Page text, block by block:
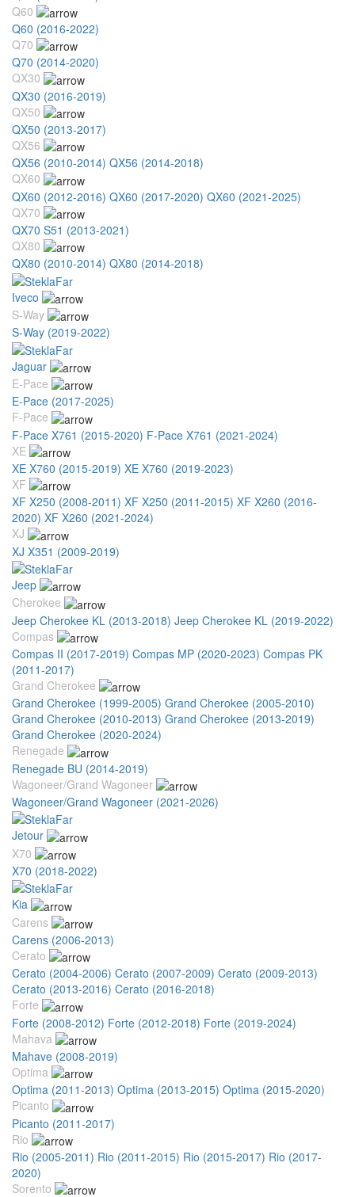
Q60
Q60 (2016-2022)
Q70
Q70 (2014-2020)
QX30
QX30 (2016-2019)
QX50
QX50 (2013-2017)
QX56
QX56 (2010-2014) QX56 (2014-2018)
QX60
QX60 (2012-2016) QX60 (2017-2020) QX60 (2021-2025)
QX70
QX70 S51 (2013-2021)
QX80
QX80 (2010-2014) QX80 (2014-2018)
Iveco
S-Way
S-Way (2019-2022)
Jaguar
E-Pace
E-Pace (2017-2025)
F-Pace
F-Pace X761 (2015-2020) F-Pace X761 (2021-2024)
XE
XE X760 (2015-2019) XE X760 (2019-2023)
XF
XF X250 (2008-2011) XF X250 (2011-2015) XF X260 (2016-
2020) XF X260 (2021-2024)
XJ
XJ X351 (2009-2019)
Jeep
Cherokee
Jeep Cherokee KL (2013-2018) Jeep Cherokee KL (2019-2022)
Compas
Compas II (2017-2019) Compas MP (2020-2023) Compas PK
(2011-2017)
Grand Cherokee
Grand Cherokee (1999-2005) Grand Cherokee (2005-2010)
Grand Cherokee (2010-2013) Grand Cherokee (2013-2019)
Grand Cherokee (2020-2024)
Renegade
Renegade BU (2014-2019)
Wagoneer/Grand Wagoneer
Wagoneer/Grand Wagoneer (2021-2026)
Jetour
X70
X70 (2018-2022)
Kia
Carens
Carens (2006-2013)
Cerato
Cerato (2004-2006) Cerato (2007-2009) Cerato (2009-2013)
Cerato (2013-2016) Cerato (2016-2018)
Forte
Forte (2008-2012) Forte (2012-2018) Forte (2019-2024)
Mahava
Mahave (2008-2019)
Optima
Optima (2011-2013) Optima (2013-2015) Optima (2015-2020)
Picanto
Picanto (2011-2017)
Rio
Rio (2005-2011) Rio (2011-2015) Rio (2015-2017) Rio (2017-
2020)
Sorento